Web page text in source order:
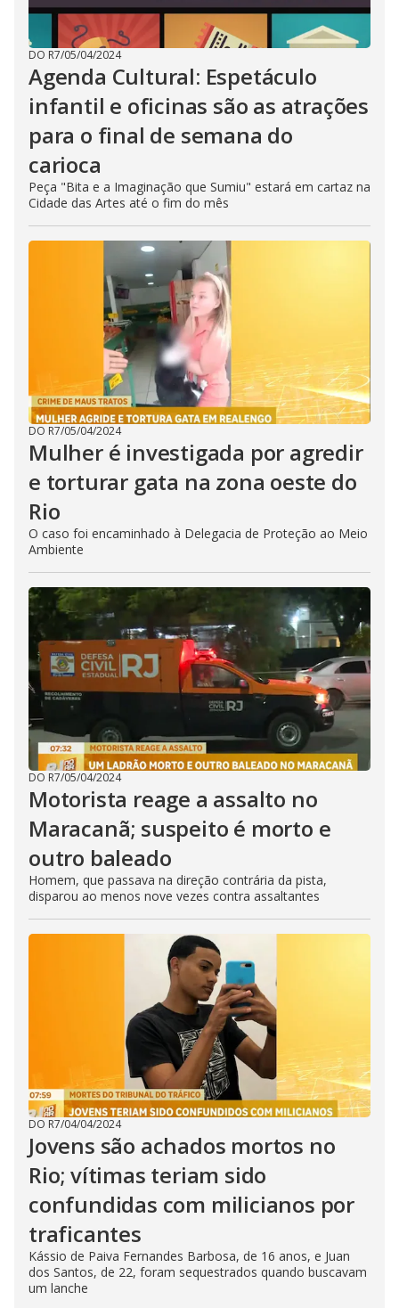
DO R7/05/04/2024
Agenda Cultural: Espetáculo
infantil e oficinas são as atrações
para o final de semana do
carioca
Peça "Bita e a Imaginação que Sumiu" estará em cartaz na
Cidade das Artes até o fim do mês
DO R7/05/04/2024
Mulher é investigada por agredir
e torturar gata na zona oeste do
Rio
O caso foi encaminhado à Delegacia de Proteção ao Meio
Ambiente
DO R7/05/04/2024
Motorista reage a assalto no
Maracanã; suspeito é morto e
outro baleado
Homem, que passava na direção contrária da pista,
disparou ao menos nove vezes contra assaltantes
DO R7/04/04/2024
Jovens são achados mortos no
Rio; vítimas teriam sido
confundidas com milicianos por
traficantes
Kássio de Paiva Fernandes Barbosa, de 16 anos, e Juan
dos Santos, de 22, foram sequestrados quando buscavam
um lanche